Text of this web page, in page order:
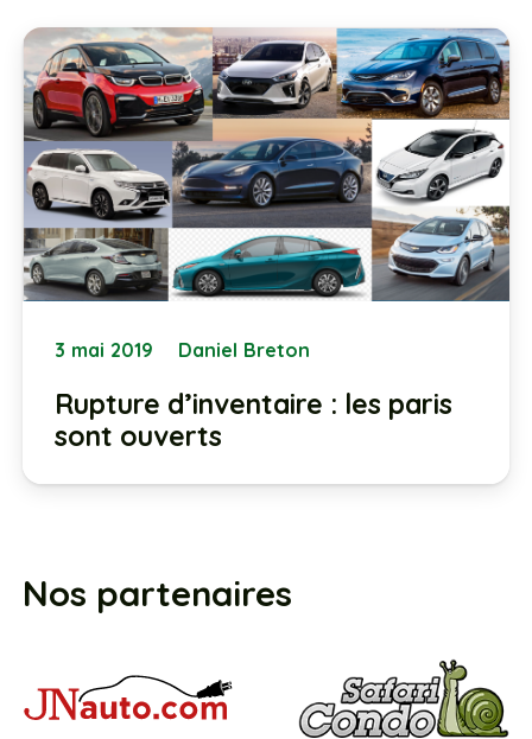
3 mai 2019 Daniel Breton
Rupture d’inventaire : les paris
sont ouverts
Nos partenaires